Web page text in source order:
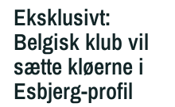
Eksklusivt:
Belgisk klub vil
sætte kløerne i
Esbjerg-profil